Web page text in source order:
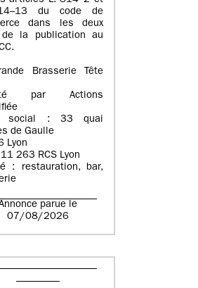
du code de
dans les deux
la publication au
Brasserie Tête
par Actions
social : 33 quai
de Gaulle
Lyon
263 RCS Lyon
: restauration, bar,
parue le
07/08/2026